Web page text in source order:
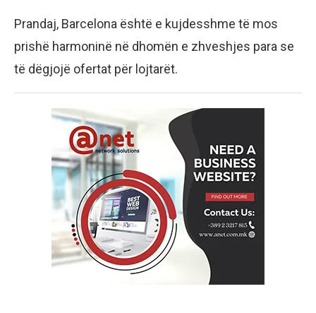
Prandaj, Barcelona është e kujdesshme të mos
prishë harmoninë në dhomën e zhveshjes para se
të dëgjojë ofertat për lojtarët.